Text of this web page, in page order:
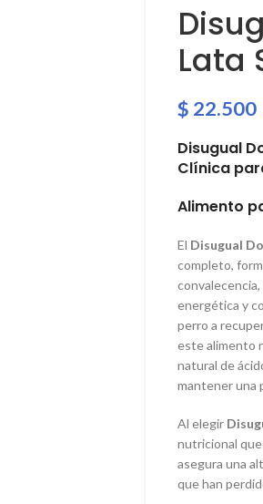
Lata
$ 22.500
Disugual
Clínica
Alimento
El Disugual
completo,
energética y
perro a
este alimento
natural de
mantener una
Al elegir
nutricional que
asegura una
que han